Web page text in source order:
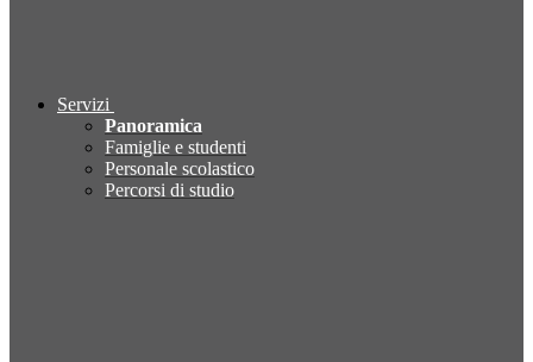
Servizi
Panoramica
Famiglie e studenti
Personale scolastico
Percorsi di studio